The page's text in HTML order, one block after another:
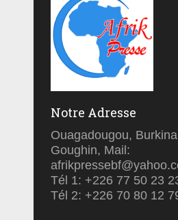
Notre Adresse
Ouagadougou,
Goughin, Mail:
Tél 1: +226 77 50 23
Tél 2: +226 70 80 12